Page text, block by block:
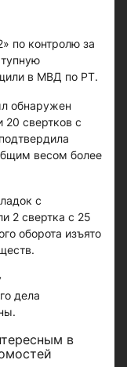
по контролю за
в МВД по РТ.
обнаружен
свертков с
весом более
с
2 свертка с 25
оборота изъято
дела
в